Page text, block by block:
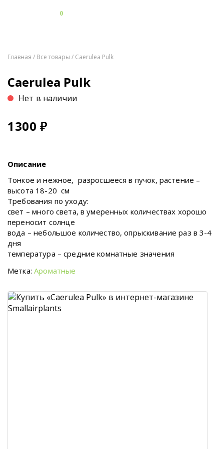
0
Главная / Все товары / Caerulea Pulk
Caerulea Pulk
Нет в наличии
1300 ₽
Описание
Тонкое и нежное, разросшееся в пучок, растение –
высота 18-20 см
Требования по уходу:
свет – много света, в умеренных количествах хорошо
переносит солнце
вода – небольшое количество, опрыскивание раз в 3-4
дня
температура – средние комнатные значения
Метка:Ароматные